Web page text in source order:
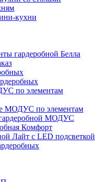
кухни
гардеробной Белла
по элементам
МОДУС по элементам
МОДУС
Комфорт
Лайт с LED подсветкой